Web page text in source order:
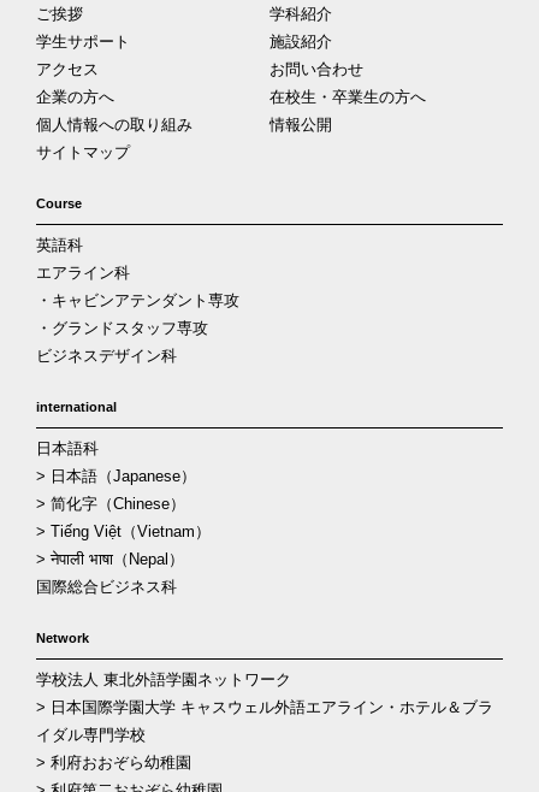
ご挨拶
学科紹介
学生サポート
施設紹介
アクセス
お問い合わせ
企業の方へ
在校生・卒業生の方へ
個人情報への取り組み
情報公開
サイトマップ
Course
英語科
エアライン科
・キャビンアテンダント専攻
・グランドスタッフ専攻
ビジネスデザイン科
international
日本語科
> 日本語（Japanese）
> 简化字（Chinese）
> Tiếng Việt（Vietnam）
> नेपाली भाषा（Nepal）
国際総合ビジネス科
Network
学校法人 東北外語学園ネットワーク
> 日本国際学園大学 キャスウェル外語エアライン・ホテル＆ブラ
イダル専門学校
> 利府おおぞら幼稚園